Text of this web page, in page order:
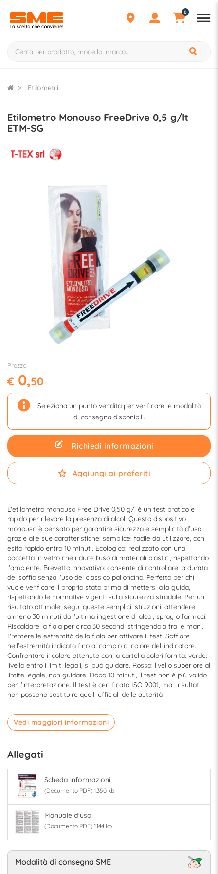
0
Etilometri
Etilometro Monouso FreeDrive 0,5 g/lt
ETM-SG
Prezzo
€ 0,50
Seleziona un punto vendita per verificare le modalità
di consegna disponibili.
Richiedi informazioni
Aggiungi ai preferiti
L'etilometro monouso Free Drive 0,50 g/l è un test pratico e
rapido per rilevare la presenza di alcol. Questo dispositivo
monouso è pensato per garantire sicurezza e semplicità d'uso
grazie alle sue caratteristiche: semplice: facile da utilizzare, con
esito rapido entro 10 minuti. Ecologico: realizzato con una
boccetta in vetro che riduce l'uso di materiali plastici, rispettando
l'ambiente. Brevetto innovativo: consente di controllare la durata
del soffio senza l'uso del classico palloncino. Perfetto per chi
vuole verificare il proprio stato prima di mettersi alla guida,
rispettando le normative vigenti sulla sicurezza stradale. Per un
risultato ottimale, segui queste semplici istruzioni: attendere
almeno 30 minuti dall'ultima ingestione di alcol, spray o farmaci.
Riscaldare la fiala per circa 30 secondi stringendola tra le mani.
Premere le estremità della fiala per attivare il test. Soffiare
nell'estremità indicata fino al cambio di colore dell'indicatore.
Confrontare il colore ottenuto con la cartella colori fornita: verde:
livello entro i limiti legali, si può guidare. Rosso: livello superiore al
limite legale, non guidare. Dopo 10 minuti, il test non è più valido
per l'interpretazione. Il test è certificato ISO 9001, ma i risultati
non possono sostituire quelli ufficiali delle autorità.
Vedi maggiori informazioni
Allegati
Scheda informazioni
(Documento PDF) 1.350 kb
Manuale d'uso
(Documento PDF) 1.144 kb
Modalità di consegna SME